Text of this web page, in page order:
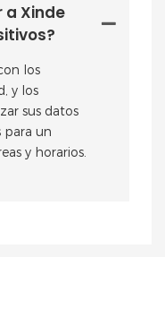
a Xinde
los
y los
sus datos
para un
y horarios.